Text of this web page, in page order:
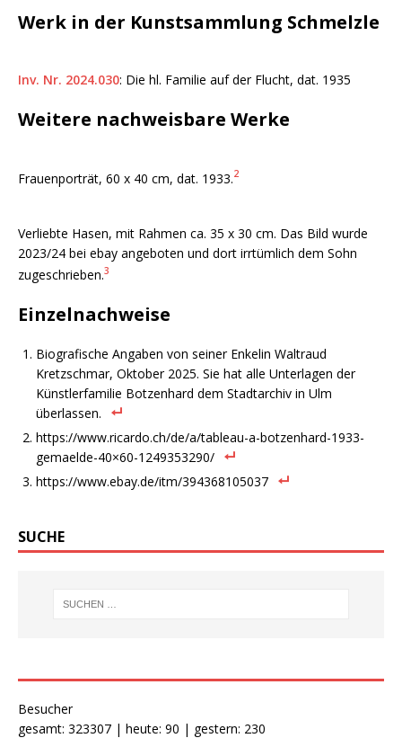
Werk in der Kunstsammlung Schmelzle
Inv. Nr. 2024.030: Die hl. Familie auf der Flucht, dat. 1935
Weitere nachweisbare Werke
Frauenporträt, 60 x 40 cm, dat. 1933.2
Verliebte Hasen, mit Rahmen ca. 35 x 30 cm. Das Bild wurde
2023/24 bei ebay angeboten und dort irrtümlich dem Sohn
zugeschrieben.3
Einzelnachweise
Biografische Angaben von seiner Enkelin Waltraud
Kretzschmar, Oktober 2025. Sie hat alle Unterlagen der
Künstlerfamilie Botzenhard dem Stadtarchiv in Ulm
überlassen.
https://www.ricardo.ch/de/a/tableau-a-botzenhard-1933-
gemaelde-40×60-1249353290/
https://www.ebay.de/itm/394368105037
SUCHE
Besucher
gesamt: 323307 | heute: 90 | gestern: 230